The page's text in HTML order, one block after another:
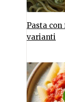
Pasta
varianti